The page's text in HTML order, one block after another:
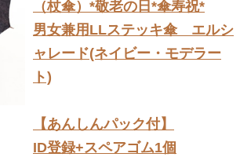
（杖傘） *敬老の日*傘寿祝*
男女兼用LLステッキ傘 エルシ
ャレード(ネイビー・モデラー
ト)
【あんしんパック付】
ID登録+スペアゴム1個